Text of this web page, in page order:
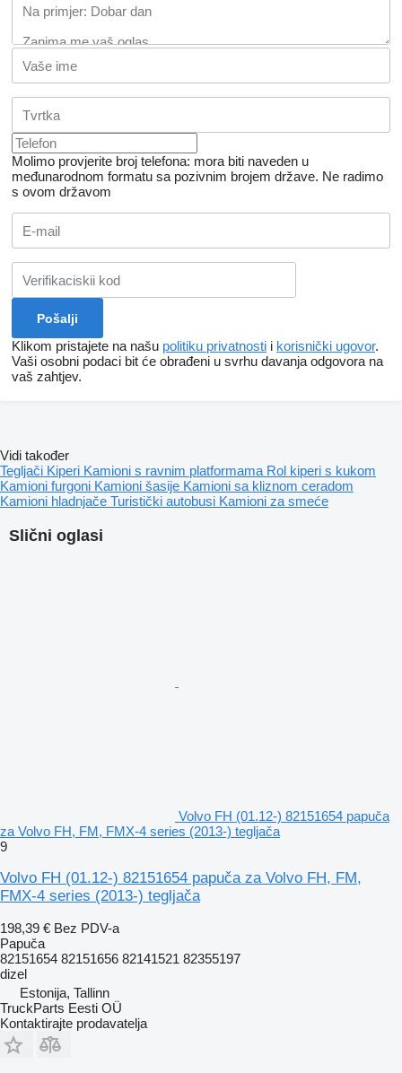
Molimo provjerite broj telefona: mora biti naveden u
međunarodnom formatu sa pozivnim brojem države. Ne radimo
s ovom državom
Klikom pristajete na našu politiku privatnosti i korisnički ugovor.
Vaši osobni podaci bit će obrađeni u svrhu davanja odgovora na
vaš zahtjev.
Slični oglasi
Volvo FH (01.12-) 82151654 papuča
za Volvo FH, FM, FMX-4 series (2013-) tegljača
9
Volvo FH (01.12-) 82151654 papuča za Volvo FH, FM,
FMX-4 series (2013-) tegljača
198,39 € Bez PDV-a
Papuča
82151654 82151656 82141521 82355197
dizel
Estonija, Tallinn
TruckParts Eesti OÜ
Kontaktirajte prodavatelja
Vidi također
Tegljači Kiperi Kamioni s ravnim platformama Rol kiperi s kukom
Kamioni furgoni Kamioni šasije Kamioni sa kliznom ceradom
Kamioni hladnjače Turistički autobusi Kamioni za smeće